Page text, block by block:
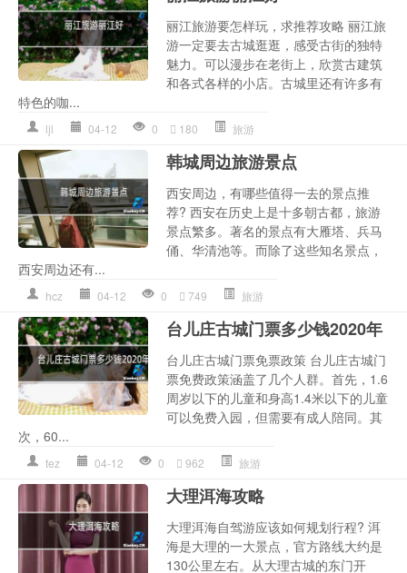
丽江旅游要怎样玩，求推荐攻略 丽江旅
游一定要去古城逛逛，感受古街的独特
魅力。可以漫步在老街上，欣赏古建筑
和各式各样的小店。古城里还有许多有
特色的咖...
ljl 04-12 0 180 旅游
韩城周边旅游景点
西安周边，有哪些值得一去的景点推
荐? 西安在历史上是十多朝古都，旅游
景点繁多。著名的景点有大雁塔、兵马
俑、华清池等。而除了这些知名景点，
西安周边还有...
hcz 04-12 0 749 旅游
台儿庄古城门票多少钱2020年
台儿庄古城门票免票政策 台儿庄古城门
票免费政策涵盖了几个人群。首先，1.6
周岁以下的儿童和身高1.4米以下的儿童
可以免费入园，但需要有成人陪同。其
次，60...
tez 04-12 0 962 旅游
大理洱海攻略
大理洱海自驾游应该如何规划行程? 洱
海是大理的一大景点，官方路线大约是
130公里左右。从大理古城的东门开